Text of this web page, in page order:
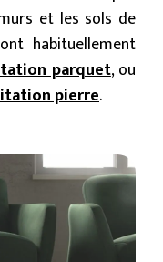
et les sols de
habituellement
parquet, ou
pierre.